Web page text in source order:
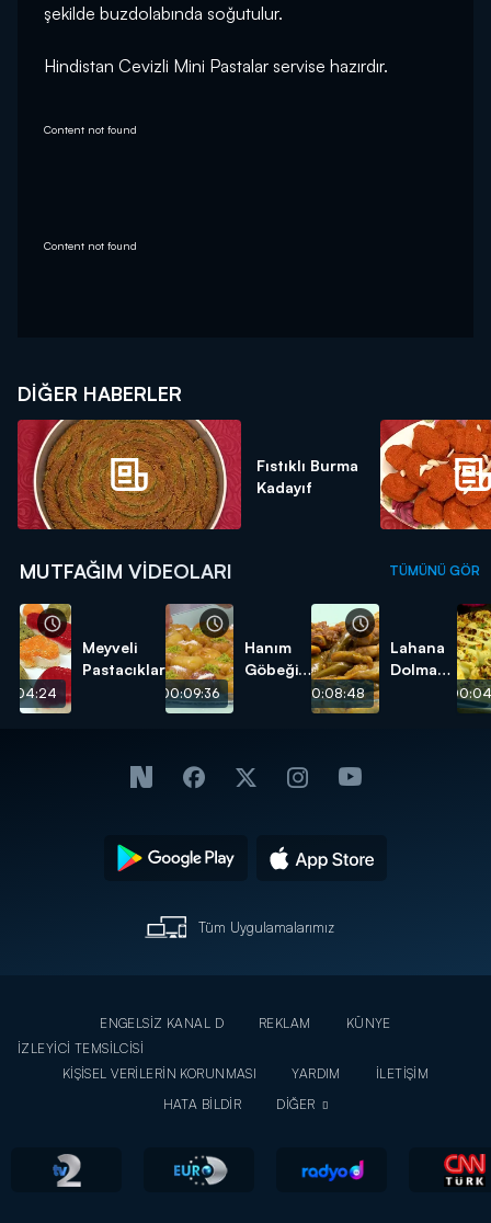
şekilde buzdolabında soğutulur.
Hindistan Cevizli Mini Pastalar servise hazırdır.
Content not found
Content not found
DIĞER HABERLER
Fıstıklı Burma
Kadayıf
MUTFAĞIM VIDEOLARI TÜMÜNÜ GÖR
Meyveli
Pastacıklar
00:09:36
Hanım
Göbeği
00:08:48
Lahana
Dolması
Tüm Uygulamalarımız
ENGELSİZ KANAL D REKLAM
KÜNYE
İZLEYİCİ TEMSİLCİSİ
KİŞİSEL VERİLERİN KORUNMASI
YARDIM
İLETİŞİM
HATA BİLDİR
DİĞER